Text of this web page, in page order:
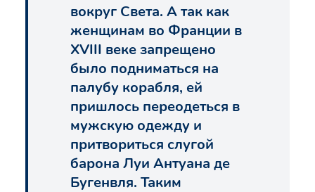
вокруг Света. А так как
женщинам во Франции в
XVIII веке запрещено
было подниматься на
палубу корабля, ей
пришлось переодеться в
мужскую одежду и
притвориться слугой
барона Луи Антуана де
Бугенвля. Таким